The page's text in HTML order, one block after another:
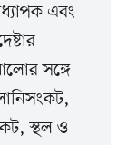
এবং
সঙ্গে
স্থল ও